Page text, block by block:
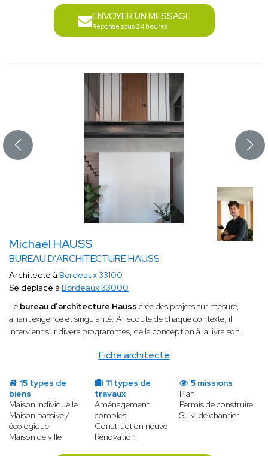
ENVOYER UN MESSAGE
Réponse sous 24 heures
Michaël HAUSS
BUREAU D'ARCHITECTURE HAUSS
Fiche architecte
Architecte à Bordeaux 33100
Se déplace à Bordeaux 33000
Le bureau d’architecture Hauss crée des projets sur mesure,
alliantexigence et singularité. À l’écoute de chaque contexte, il
intervient sur divers programmes, de la conception à la livraison.
15 types de
biens
Maison individuelle
Maison passive /
écologique
Maison de ville
11 types de
travaux
Aménagement
combles
Construction neuve
Rénovation
5 missions
Plan
Permis de construire
Suivi de chantier